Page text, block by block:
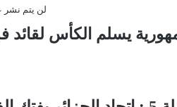
2025: رئيس الجمهورية يسلم الكأس
لن يتم نشر